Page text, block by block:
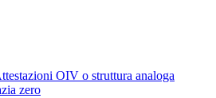
OIV o struttura analoga
zero